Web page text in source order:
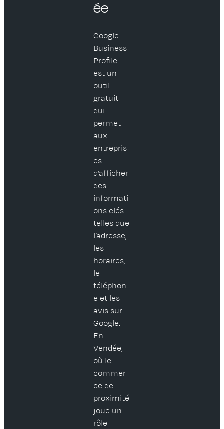
ée
Google
Business
Profile
est un
outil
gratuit
qui
permet
aux
entrepris
es
d’afficher
des
informati
ons clés
telles que
l’adresse,
les
horaires,
le
téléphon
e et les
avis sur
Google.
En
Vendée,
où le
commer
ce de
proximité
joue un
rôle